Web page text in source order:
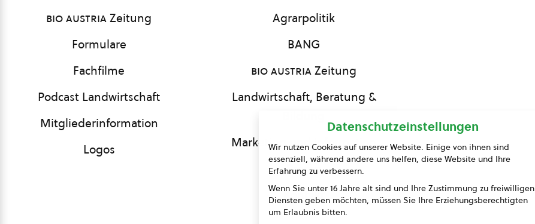
bio austriaZeitung
Formulare
Fachfilme
Podcast Landwirtschaft
Mitgliederinformation
Logos
Agrarpolitik
BANG
bio austriaZeitung
Landwirtschaft, Beratung &
Marketing und Information
Presse
Kontakt
Datenschutzeinstellungen
Wir nutzen Cookies auf unserer Website. Einige von ihnen sind
essenziell, während andere uns helfen, diese Website und Ihre
Erfahrung zu verbessern.
Wenn Sie unter 16 Jahre alt sind und Ihre Zustimmung zu freiwilligen
Diensten geben möchten, müssen Sie Ihre Erziehungsberechtigten
um Erlaubnis bitten.